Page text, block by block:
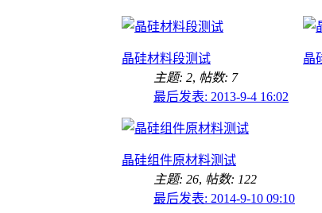
晶硅材料段测试
主题: 2, 帖数: 7
最后发表: 2013-9-4 16:02
晶
晶硅组件原材料测试
主题: 26, 帖数: 122
最后发表: 2014-9-10 09:10